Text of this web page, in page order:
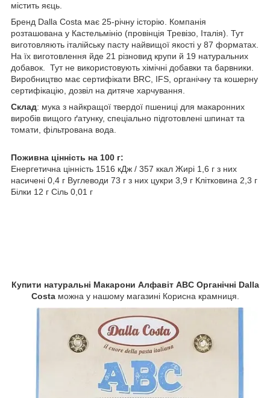
містить яєць.
Бренд Dalla Costa має 25-річну історію. Компанія
розташована у Кастельмініо (провінція Тревізо, Італія). Тут
виготовляють італійську пасту найвищої якості у 87 форматах.
На їх виготовлення йде 21 різновид крупи й 19 натуральних
добавок. Тут не використовують хімічні добавки та барвники.
Виробництво має сертифікати BRC, IFS, органічну та кошерну
сертифікацію, дозвіл на дитяче харчування.
Склад: мука з найкращої твердої пшениці для макаронних
виробів вищого ґатунку, спеціально підготовлені шпинат та
томати, фільтрована вода.
Поживна цінність на 100 г:
Енергетична цінність 1516 кДж / 357 ккал Жирі 1,6 г з них
насичені 0,4 г Вуглеводи 73 г з них цукри 3,9 г Клітковина 2,3 г
Білки 12 г Сіль 0,01 г
Купити натуральні Макарони Алфавіт ABC Органічні Dalla
Costaможна у нашому магазині Корисна крамниця.